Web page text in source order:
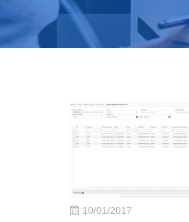
10/01/2017